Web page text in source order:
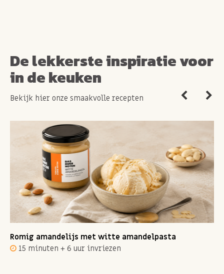
De lekkerste inspiratie voor
in de keuken
Bekijk hier onze smaakvolle recepten
Romig amandelijs met witte amandelpasta
15 minuten + 6 uur invriezen